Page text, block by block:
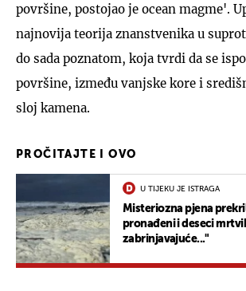
površine, postojao je ocean magme'.
najnovija teorija znanstvenika u
do sada poznatom, koja tvrdi da se
površine, između vanjske kore i
sloj kamena.
PROČITAJTE I OVO
U TIJEKU JE ISTRAGA
Misteriozna pjena
pronađeni i deseci
zabrinjavajuće..."